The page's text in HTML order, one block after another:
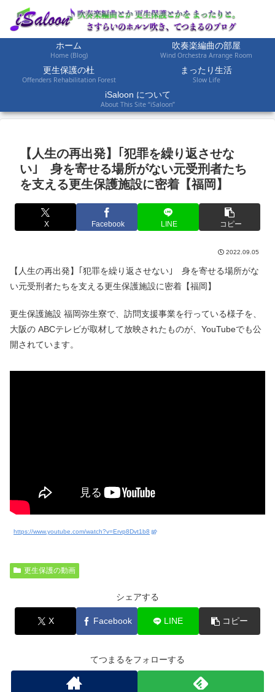
ホーム
Home (Blog)
吹奏楽編曲の部屋
Wind Orchestra Arrange Room
更生保護の杜
Offenders Rehabilitation Forest
まったり生活
Slow Life
iSaloon について
About This Site “iSaloon”
【人生の再出発】｢犯罪を繰り返させな
い｣ 身を寄せる場所がない元受刑者たち
を支える更生保護施設に密着【福岡】
X Facebook LINE コピー
2022.09.05
【人生の再出発】｢犯罪を繰り返させない｣ 身を寄せる場所がな
い元受刑者たちを支える更生保護施設に密着【福岡】
更生保護施設 福岡弥生寮で、訪問支援事業を行っている様子を、
大阪の ABCテレビが取材して放映されたものが、YouTubeでも公
開されています。
https://www.youtube.com/watch?v=Ervp8Dvt1b8
更生保護の動画
シェアする
X Facebook LINE コピー
てつまるをフォローする